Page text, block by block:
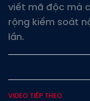
viết mã độc mà
rộng kiểm soát
lần.
VIDEO TIẾP THEO